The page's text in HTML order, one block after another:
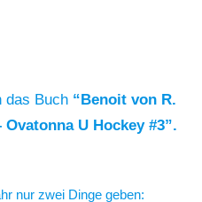
das Buch “Benoit von R.
U Hockey #3”.
nur zwei Dinge geben: